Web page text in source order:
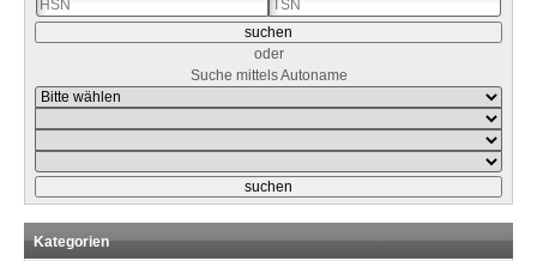
oder
Suche mittels Autoname
Kategorien